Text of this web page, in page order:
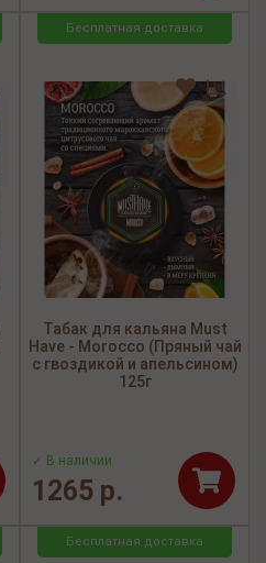
Бесплатная доставка
Табак для кальяна Must
Have - Morocco (Пряный чай
с гвоздикой и апельсином)
125г
✓ В наличии
1265 р.
Бесплатная доставка